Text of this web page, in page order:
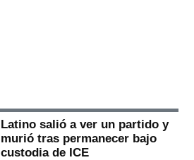
Latino salió a ver un partido y
murió tras permanecer bajo
custodia de ICE